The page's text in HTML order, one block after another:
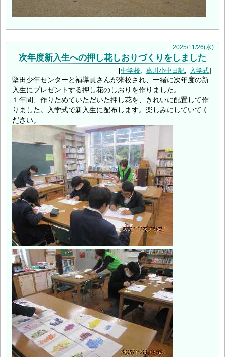
2025/11 /26(水)
次年度新入生への押し花しおりづくりをしました
中学校 葛川小中日記 入学式
堅田少年センターと補導員さんが来校され、一緒に次年度の新
入生にプレゼントする押し花のしおりを作りました。
１年間、作りためていただいた押し花を、きれいに配置して作
りました。入学式で新入生に配布します。楽しみにしていてく
ださい。